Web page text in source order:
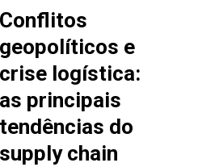
Conflitos
geopolíticos e
crise logística:
as principais
tendências do
supply chain